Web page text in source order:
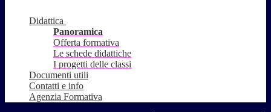
Didattica
Panoramica
Offerta formativa
Le schede didattiche
I progetti delle classi
Documenti utili
Contatti e info
Agenzia Formativa